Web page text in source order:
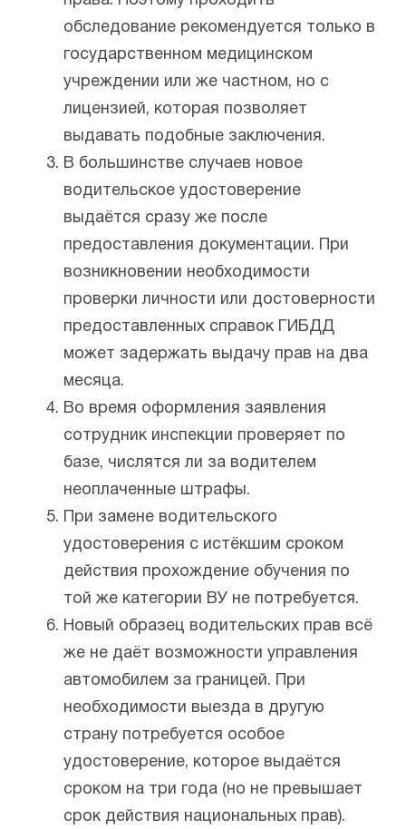
обследование рекомендуется только в
государственном медицинском
учреждении или же частном, но с
лицензией, которая позволяет
выдавать подобные заключения.
В большинстве случаев новое
водительское удостоверение
выдаётся сразу же после
предоставления документации. При
возникновении необходимости
проверки личности или достоверности
предоставленных справок ГИБДД
может задержать выдачу прав на два
месяца.
Во время оформления заявления
сотрудник инспекции проверяет по
базе, числятся ли за водителем
неоплаченные штрафы.
При замене водительского
удостоверения с истёкшим сроком
действия прохождение обучения по
той же категории ВУ не потребуется.
Новый образец водительских прав всё
же не даёт возможности управления
автомобилем за границей. При
необходимости выезда в другую
страну потребуется особое
удостоверение, которое выдаётся
сроком на три года (но не превышает
срок действия национальных прав).